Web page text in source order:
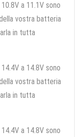
a 11.1V sono
vostra batteria
in tutta
a 14.8V sono
vostra batteria
in tutta
a 14.8V sono